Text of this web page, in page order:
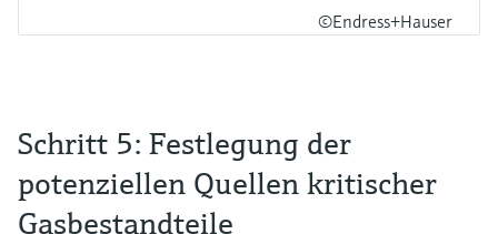
©Endress+Hauser
Schritt 5: Festlegung der
potenziellen Quellen kritischer
Gasbestandteile